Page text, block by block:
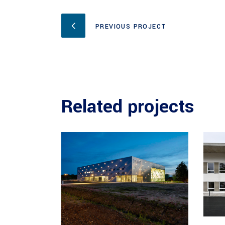
PREVIOUS PROJECT
Related projects